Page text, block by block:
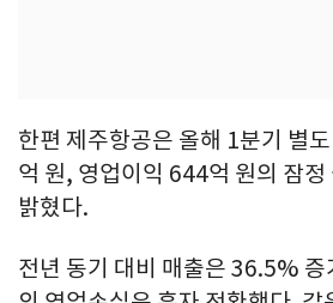
한편 제주항공은 올해 1분기 별
억 원, 영업이익 644억 원의 잠
밝혔다.
전년 동기 대비 매출은 36.5%